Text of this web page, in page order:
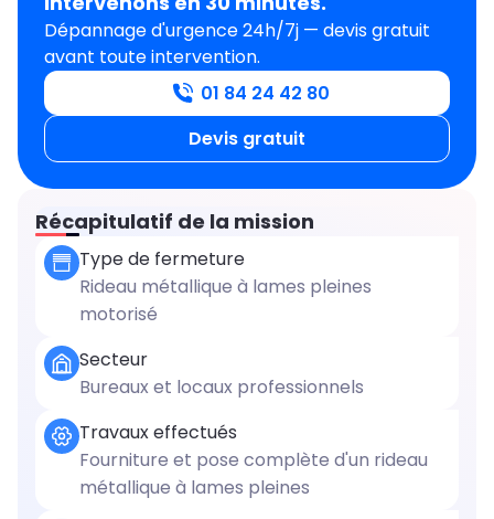
Dépannage d'urgence 24h/7j — devis gratuit
avant toute intervention.
01 84 24 42 80
Devis gratuit
Récapitulatif de la mission
Type de fermeture
Rideau métallique à lames pleines
motorisé
Secteur
Bureaux et locaux professionnels
Travaux effectués
Fourniture et pose complète d'un rideau
métallique à lames pleines